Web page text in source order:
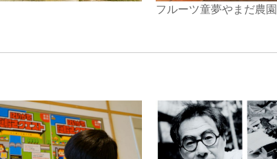
フルーツ童夢やまだ農園